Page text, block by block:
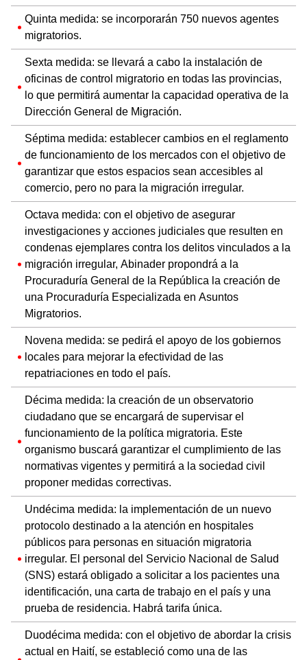
Quinta medida: se incorporarán 750 nuevos agentes
migratorios.
Sexta medida: se llevará a cabo la instalación de
oficinas de control migratorio en todas las provincias,
lo que permitirá aumentar la capacidad operativa de la
Dirección General de Migración.
Séptima medida: establecer cambios en el reglamento
de funcionamiento de los mercados con el objetivo de
garantizar que estos espacios sean accesibles al
comercio, pero no para la migración irregular.
Octava medida: con el objetivo de asegurar
investigaciones y acciones judiciales que resulten en
condenas ejemplares contra los delitos vinculados a la
migración irregular, Abinader propondrá a la
Procuraduría General de la República la creación de
una Procuraduría Especializada en Asuntos
Migratorios.
Novena medida: se pedirá el apoyo de los gobiernos
locales para mejorar la efectividad de las
repatriaciones en todo el país.
Décima medida: la creación de un observatorio
ciudadano que se encargará de supervisar el
funcionamiento de la política migratoria. Este
organismo buscará garantizar el cumplimiento de las
normativas vigentes y permitirá a la sociedad civil
proponer medidas correctivas.
Undécima medida: la implementación de un nuevo
protocolo destinado a la atención en hospitales
públicos para personas en situación migratoria
irregular. El personal del Servicio Nacional de Salud
(SNS) estará obligado a solicitar a los pacientes una
identificación, una carta de trabajo en el país y una
prueba de residencia. Habrá tarifa única.
Duodécima medida: con el objetivo de abordar la crisis
actual en Haití, se estableció como una de las